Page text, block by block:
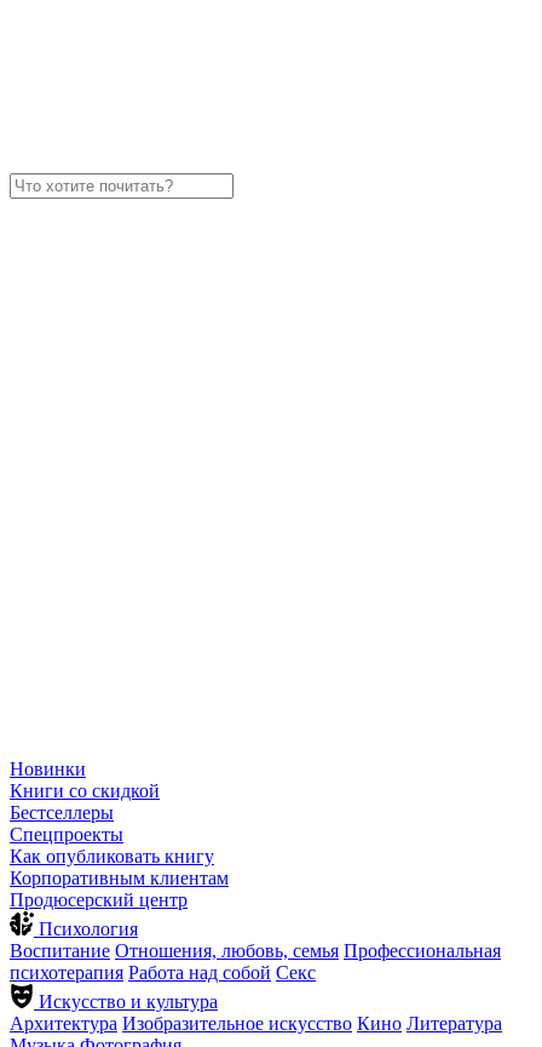
Новинки
Книги со скидкой
Бестселлеры
Спецпроекты
Как опубликовать книгу
Корпоративным клиентам
Продюсерский центр
Психология
Воспитание Отношения, любовь, семья Профессиональная
психотерапия Работа над собой Секс
Искусство и культура
Архитектура Изобразительное искусство Кино Литература